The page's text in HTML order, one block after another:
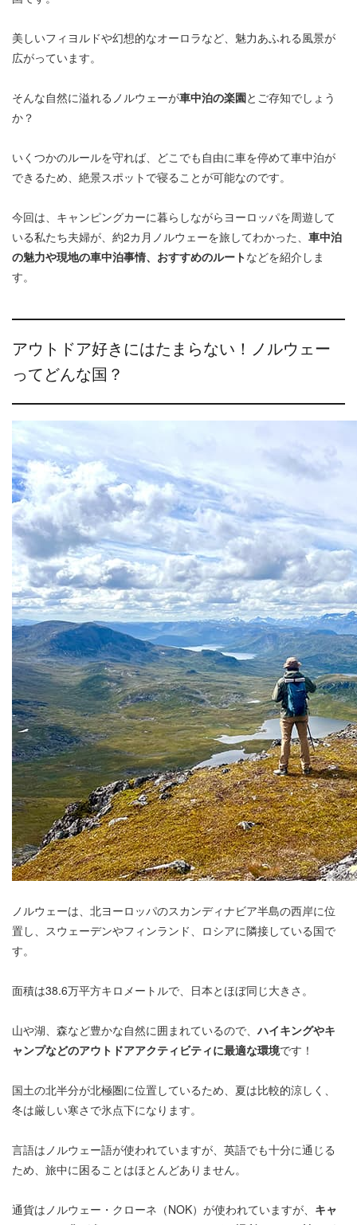
美しいフィヨルドや幻想的なオーロラなど、魅力あふれる風景が
広がっています。
そんな自然に溢れるノルウェーが車中泊の楽園とご存知でしょう
か？
いくつかのルールを守れば、どこでも自由に車を停めて車中泊が
できるため、絶景スポットで寝ることが可能なのです。
今回は、キャンピングカーに暮らしながらヨーロッパを周遊して
いる私たち夫婦が、約2カ月ノルウェーを旅してわかった、 車中泊
の魅力や現地の車中泊事情、おすすめのルートなどを紹介しま
す。
アウトドア好きにはたまらない！ノルウェー
ってどんな国？
ノルウェーは、北ヨーロッパのスカンディナビア半島の西岸に位
置し、スウェーデンやフィンランド、ロシアに隣接している国で
す。
面積は38.6万平方キロメートルで、日本とほぼ同じ大きさ。
山や湖、森など豊かな自然に囲まれているので、ハイキングやキ
ャンプなどのアウトドアアクティビティに最適な環境です！
国土の北半分が北極圏に位置しているため、夏は比較的涼しく、
冬は厳しい寒さで氷点下になります。
言語はノルウェー語が使われていますが、英語でも十分に通じる
ため、旅中に困ることはほとんどありません。
通貨はノルウェー・クローネ（NOK）が使われていますが、 キャ